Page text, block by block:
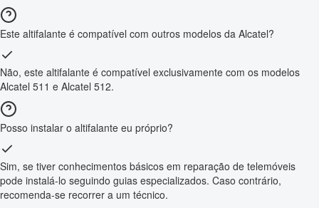
Este altifalante é compatível com outros modelos da Alcatel?
Não, este altifalante é compatível exclusivamente com os modelos
Alcatel 511 e Alcatel 512.
Posso instalar o altifalante eu próprio?
Sim, se tiver conhecimentos básicos em reparação de telemóveis
pode instalá-lo seguindo guias especializados. Caso contrário,
recomenda-se recorrer a um técnico.